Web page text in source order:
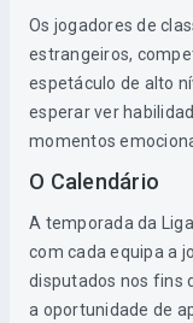
Os jogadores de
estrangeiros,
espetáculo de alto
esperar ver
momentos
O Calendário
A temporada da
com cada equipa a
disputados nos fins
a oportunidade de